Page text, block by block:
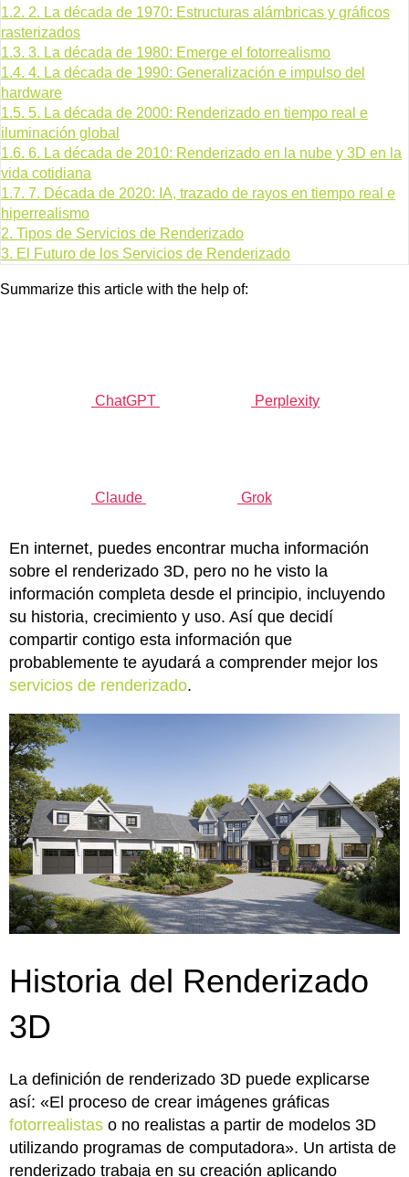
1.2. 2. La década de 1970: Estructuras alámbricas y gráficos
rasterizados
1.3. 3. La década de 1980: Emerge el fotorrealismo
1.4. 4. La década de 1990: Generalización e impulso del
hardware
1.5. 5. La década de 2000: Renderizado en tiempo real e
iluminación global
1.6. 6. La década de 2010: Renderizado en la nube y 3D en la
vida cotidiana
1.7. 7. Década de 2020: IA, trazado de rayos en tiempo real e
hiperrealismo
2. Tipos de Servicios de Renderizado
3. El Futuro de los Servicios de Renderizado
Summarize this article with the help of:
ChatGPT Perplexity
Claude Grok
En internet, puedes encontrar mucha información
sobre el renderizado 3D, pero no he visto la
información completa desde el principio, incluyendo
su historia, crecimiento y uso. Así que decidí
compartir contigo esta información que
probablemente te ayudará a comprender mejor los
servicios de renderizado.
Historia del Renderizado
3D
La definición de renderizado 3D puede explicarse
así: «El proceso de crear imágenes gráficas
fotorrealistas o no realistas a partir de modelos 3D
utilizando programas de computadora». Un artista de
renderizado trabaja en su creación aplicando